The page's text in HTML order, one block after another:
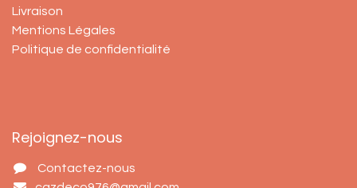
Livraison
Mentions Légales
Politique de confidentialité
Rejoignez-nous
Contactez-nous